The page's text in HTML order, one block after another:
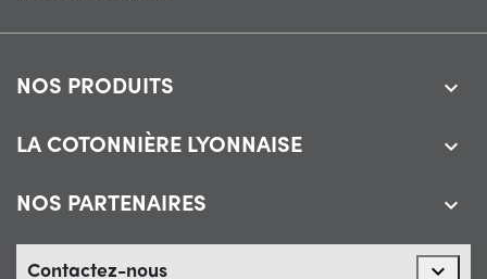
NOS PRODUITS 
LA COTONNIÈRE LYONNAISE 
NOS PARTENAIRES 
Contactez-nous 